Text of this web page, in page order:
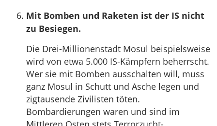
Mit Bomben und Raketen ist der IS nicht
zu Besiegen.
Die Drei-Millionenstadt Mosul beispielsweise
wird von etwa 5.000 IS-Kämpfern beherrscht.
Wer sie mit Bomben ausschalten will, muss
ganz Mosul in Schutt und Asche legen und
zigtausende Zivilisten töten.
Bombardierungen waren und sind im